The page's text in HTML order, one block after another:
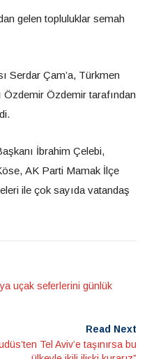
gelen topluluklar semah
Serdar Çam’a, Türkmen
Özdemir Özdemir tarafından
İbrahim Çelebi,
AK Parti Mamak İlçe
ile çok sayıda vatandaş
uçak seferlerini günlük
Read Next
Tel Aviv’e taşınırsa bu